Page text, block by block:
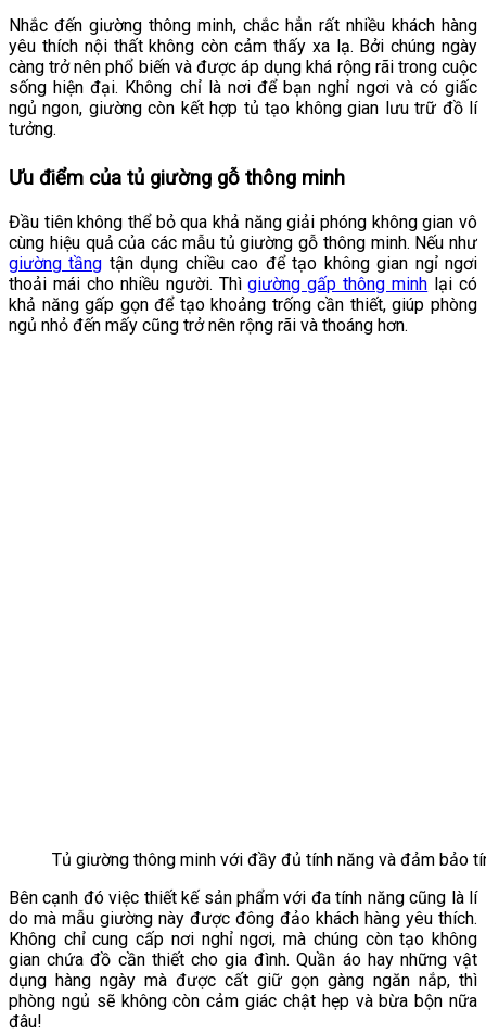
Nhắc đến giường thông minh, chắc hẳn rất nhiều khách hàng
yêu thích nội thất không còn cảm thấy xa lạ. Bởi chúng ngày
càng trở nên phổ biến và được áp dụng khá rộng rãi trong cuộc
sống hiện đại. Không chỉ là nơi để bạn nghỉ ngơi và có giấc
ngủ ngon, giường còn kết hợp tủ tạo không gian lưu trữ đồ lí
tưởng.
Ưu điểm của tủ giường gỗ thông minh
Đầu tiên không thể bỏ qua khả năng giải phóng không gian vô
cùng hiệu quả của các mẫu tủ giường gỗ thông minh. Nếu như
giường tầng tận dụng chiều cao để tạo không gian ngỉ ngơi
thoải mái cho nhiều người. Thìgiường gấp thông minh lại có
khả năng gấp gọn để tạo khoảng trống cần thiết, giúp phòng
ngủ nhỏ đến mấy cũng trở nên rộng rãi và thoáng hơn.
Tủ giường thông minh với đầy đủ tính năng và đảm bảo
Bên cạnh đó việc thiết kế sản phẩm với đa tính năng cũng là lí
do mà mẫu giường này được đông đảo khách hàng yêu thích.
Không chỉ cung cấp nơi nghỉ ngơi, mà chúng còn tạo không
gian chứa đồ cần thiết cho gia đình. Quần áo hay những vật
dụng hàng ngày mà được cất giữ gọn gàng ngăn nắp, thì
phòng ngủ sẽ không còn cảm giác chật hẹp và bừa bộn nữa
đâu!